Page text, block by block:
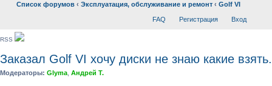
Список форумов ‹ Эксплуатация, обслуживание и ремонт ‹ Golf VI
FAQ Регистрация Вход
RSS
Заказал Golf VI хочу диски не знаю какие взять.
Модераторы: Glyma Андрей Т.